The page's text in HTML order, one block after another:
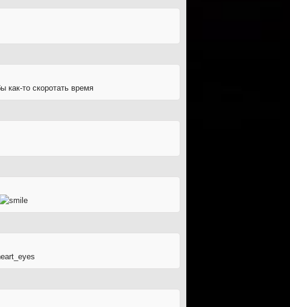
как-то скоротать время